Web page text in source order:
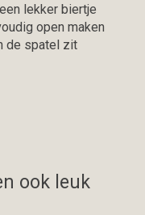
lekker biertje
open maken
de spatel zit
ook leuk